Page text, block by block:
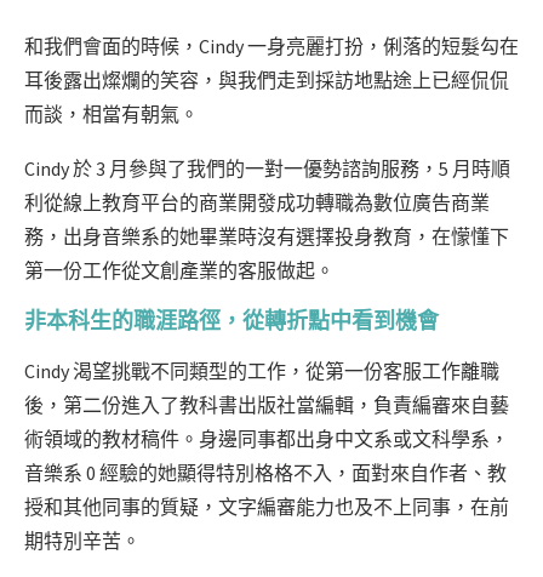
和我們會面的時候，Cindy 一身亮麗打扮，俐落的短髮勾在
耳後露出燦爛的笑容，與我們走到採訪地點途上已經侃侃
而談，相當有朝氣。
Cindy 於 3 月參與了我們的一對一優勢諮詢服務，5 月時順
利從線上教育平台的商業開發成功轉職為數位廣告商業
務，出身音樂系的她畢業時沒有選擇投身教育，在懞懂下
第一份工作從文創產業的客服做起。
非本科生的職涯路徑，從轉折點中看到機會
Cindy 渴望挑戰不同類型的工作，從第一份客服工作離職
後，第二份進入了教科書出版社當編輯，負責編審來自藝
術領域的教材稿件。身邊同事都出身中文系或文科學系，
音樂系 0 經驗的她顯得特別格格不入，面對來自作者、教
授和其他同事的質疑，文字編審能力也及不上同事，在前
期特別辛苦。